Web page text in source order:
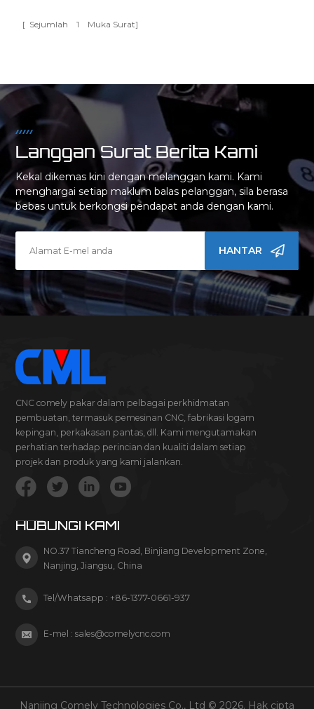
[ Sejumlah 1 Muka Surat]
Langgan Surat Berita Kami
Kekal dikemas kini dengan melanggan kami. Kami
menghargai setiap maklum balas pelanggan, sila berasa
bebas untuk berkongsi pendapat anda dengan kami.
HANTAR
CNC comely pakar dalam pelbagai perkhidmatan
pembuatan, termasuk pemesinan CNC, fabrikasi logam
kepingan, perkakasan pantas, dll. Kami mengutamakan
perhatian terhadap perincian dan kualiti dalam setiap
projek dan produk yang kami jalankan.
HUBUNGI KAMI
NO.37 Tiancheng Road, Binjiang Development Zone,
Nanjing, Jiangsu, China
Tel/Whatsapp : +86-1377-0661-937
E-mel :sales@comelycnc.com
Nanjing Comely Technologies Co., Ltd © 2026. Hak cipta